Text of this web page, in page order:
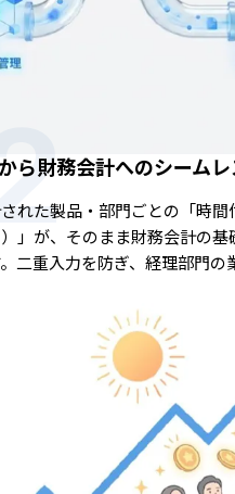
ら財務会計へのシーム
れた製品・部門ごとの「時間
」が、そのまま財務会計の基
二重入力を防ぎ、経理部門の